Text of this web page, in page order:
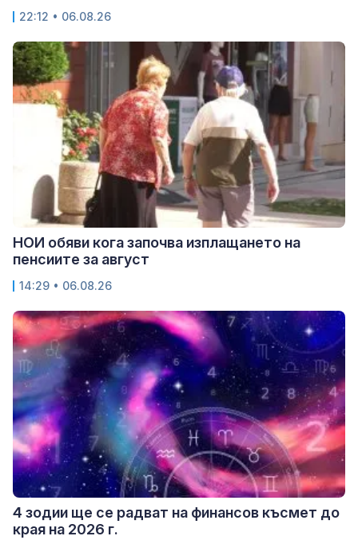
22:12 • 06.08.26
НОИ обяви кога започва изплащането на
пенсиите за август
14:29 • 06.08.26
4 зодии ще се радват на финансов късмет до
края на 2026 г.